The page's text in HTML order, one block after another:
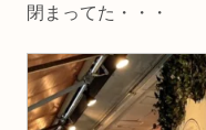
閉まってた・・・